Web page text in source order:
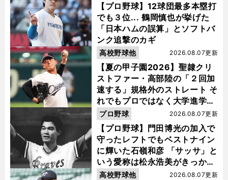
【プロ野球】12球団最多本塁打
でも３位... 鶴岡慎也が挙げた
「日本ハムの誤算」とソフトバ
ンク追撃のカギ
【夏の甲子園2026】聖隷クリ
ストファー・高部陸の「２回加
速する」規格外のストレート そ
れでもプロではなく大学進学を
選ぶ理由
2026.08.07更新
高校野球他
【プロ野球】門田博光の加入で
守ったレフトでもベストナイン
に輝いた石嶺和彦 「サッサ」と
いう愛称は松永浩美がきっか
け？
2026.08.07更新
プロ野球
2026.08.07更新
高校野球他